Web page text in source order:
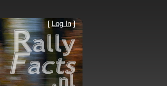
[ Log In]